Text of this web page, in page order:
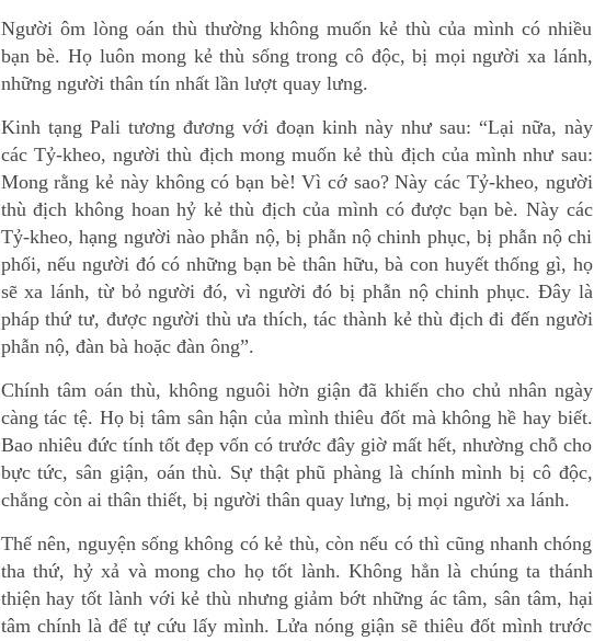
Người ôm lòng oán thù thường không muốn kẻ thù của mình có nhiều
bạn bè. Họ luôn mong kẻ thù sống trong cô độc, bị mọi người xa lánh,
những người thân tín nhất lần lượt quay lưng.
Kinh tạng Pali tương đương với đoạn kinh này như sau: “Lại nữa, này
các Tỷ-kheo, người thù địch mong muốn kẻ thù địch của mình như sau:
Mong rằng kẻ này không có bạn bè! Vì cớ sao? Này các Tỷ-kheo, người
thù địch không hoan hỷ kẻ thù địch của mình có được bạn bè. Này các
Tỷ-kheo, hạng người nào phẫn nộ, bị phẫn nộ chinh phục, bị phẫn nộ chi
phối, nếu người đó có những bạn bè thân hữu, bà con huyết thống gì, họ
sẽ xa lánh, từ bỏ người đó, vì người đó bị phẫn nộ chinh phục. Ðây là
pháp thứ tư, được người thù ưa thích, tác thành kẻ thù địch đi đến người
phẫn nộ, đàn bà hoặc đàn ông”.
Chính tâm oán thù, không nguôi hờn giận đã khiến cho chủ nhân ngày
càng tác tệ. Họ bị tâm sân hận của mình thiêu đốt mà không hề hay biết.
Bao nhiêu đức tính tốt đẹp vốn có trước đây giờ mất hết, nhường chỗ cho
bực tức, sân giận, oán thù. Sự thật phũ phàng là chính mình bị cô độc,
chẳng còn ai thân thiết, bị người thân quay lưng, bị mọi người xa lánh.
Thế nên, nguyện sống không có kẻ thù, còn nếu có thì cũng nhanh chóng
tha thứ, hỷ xả và mong cho họ tốt lành. Không hẳn là chúng ta thánh
thiện hay tốt lành với kẻ thù nhưng giảm bớt những ác tâm, sân tâm, hại
tâm chính là để tự cứu lấy mình. Lửa nóng giận sẽ thiêu đốt mình trước